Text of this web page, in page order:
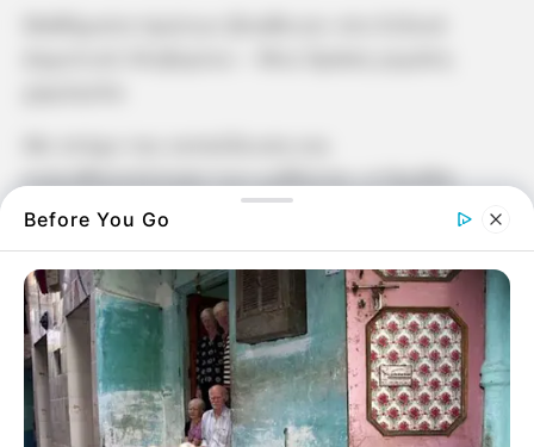
ευαισθητοποίηση των μαθητών, η Ομάδα
Διάσωσης πραγματοποίησε διαδραστική
εκπαίδευση στις πρώτες βοήθειες στο Ειδικό
Δημοτικό Σχολείο Αλιβερίου.
Στα πλαίσια του κύκλου εκπαιδεύσεων που
διοργανώνει τα τελευταία τέσσερα χρόνια, η
ομάδα επέλεξε να ξεκινήσει τη δράση της για
το 2025 με τους μικρούς μαθητές και τους
Before You Go